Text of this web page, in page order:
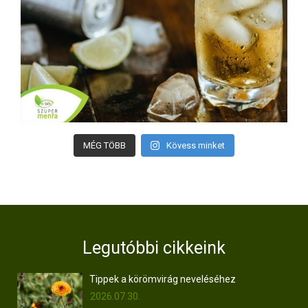
MÉG TÖBB Kövess minket
Legutóbbi cikkeink
Tippek a körömvirág neveléséhez
2026.07.30.